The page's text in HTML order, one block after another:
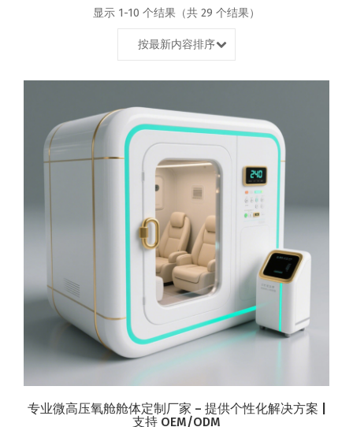
显示 1-10 个结果（共 29 个结果）
按最新内容排序
专业微高压氧舱舱体定制厂家 – 提供个性化解决方案 |
支持 OEM/ODM